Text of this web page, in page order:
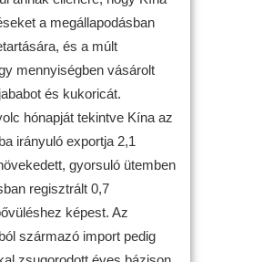
a megállapodásban
és a múlt
mennyiségben vásárolt
és kukoricát.
hónapját tekintve Kína az
irányuló exportja 2,1
gyorsuló ütemben
regisztrált 0,7
képest. Az
származó import pedig